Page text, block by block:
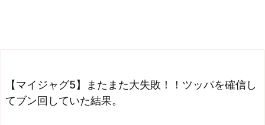
【マイジャグ5】またまた大失敗！！ツッパを確信し
てブン回していた結果。